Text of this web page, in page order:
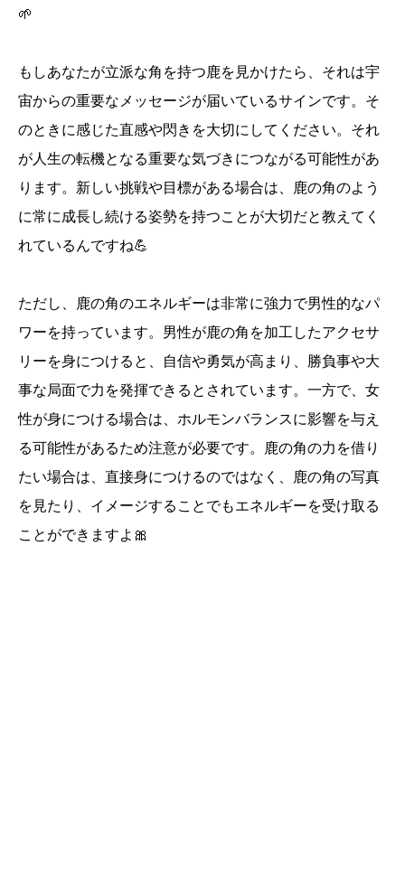
🌱
もしあなたが立派な角を持つ鹿を見かけたら、それは宇
宙からの重要なメッセージが届いているサインです。そ
のときに感じた直感や閃きを大切にしてください。それ
が人生の転機となる重要な気づきにつながる可能性があ
ります。新しい挑戦や目標がある場合は、鹿の角のよう
に常に成長し続ける姿勢を持つことが大切だと教えてく
れているんですね💪
ただし、鹿の角のエネルギーは非常に強力で男性的なパ
ワーを持っています。男性が鹿の角を加工したアクセサ
リーを身につけると、自信や勇気が高まり、勝負事や大
事な局面で力を発揮できるとされています。一方で、女
性が身につける場合は、ホルモンバランスに影響を与え
る可能性があるため注意が必要です。鹿の角の力を借り
たい場合は、直接身につけるのではなく、鹿の角の写真
を見たり、イメージすることでもエネルギーを受け取る
ことができますよ🎀